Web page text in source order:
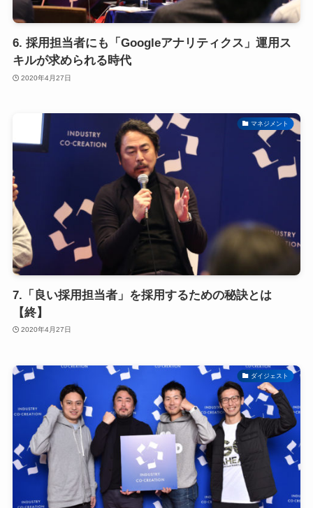
6. 採用担当者にも「Googleアナリティクス」運用ス
キルが求められる時代
2020年4月27日
マネジメント
7.「良い採用担当者」を採用するための秘訣とは
【終】
2020年4月27日
ダイジェスト